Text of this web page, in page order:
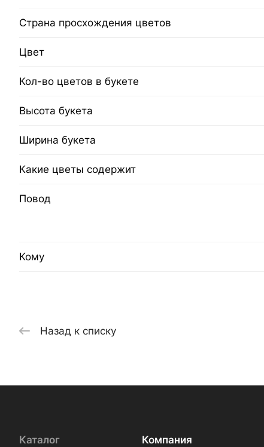
Страна просхождения цветов
Цвет
Кол-во цветов в букете
Высота букета
Ширина букета
Какие цветы содержит
Повод
Кому
Назад к списку
Каталог Компания